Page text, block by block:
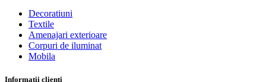
Decoratiuni
Textile
Amenajari exterioare
Corpuri de iluminat
Mobila
Informatii clienti